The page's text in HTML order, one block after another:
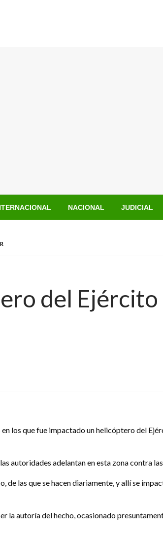
NACIONAL JUDICIAL
del
los que fue impactado un helicóptero del
autoridades adelantan en esta zona contra
las que se hacen diariamente, y allí se
la autoría del hecho, ocasionado